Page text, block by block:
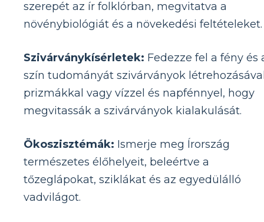
szerepét az ír folklórban, megvitatva a
növénybiológiát és a növekedési feltételeket.
Szivárványkísérletek: Fedezze fel a fény és
szín tudományát szivárványok
prizmákkal vagy vízzel és napfénnyel, hogy
megvitassák a szivárványok kialakulását.
Ökoszisztémák: Ismerje meg Írország
természetes élőhelyeit, beleértve a
tőzeglápokat, sziklákat és az egyedülálló
vadvilágot.